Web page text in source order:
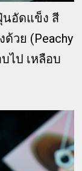
อัดแข็ง สี
วย (Peachy
บไป เหลือบ